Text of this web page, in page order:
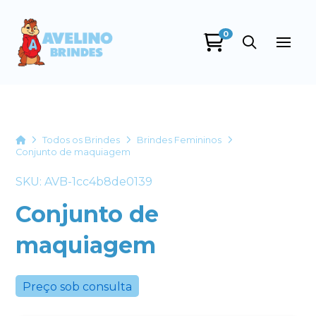
0
HomeTodos os Brindes
Brindes Femininos
Conjunto de maquiagem
SKU: AVB-1cc4b8de0139
Conjunto de
maquiagem
Preço sob consulta
+55